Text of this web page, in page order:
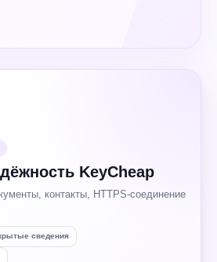
KeyCheap
HTTPS-соединение
сведения